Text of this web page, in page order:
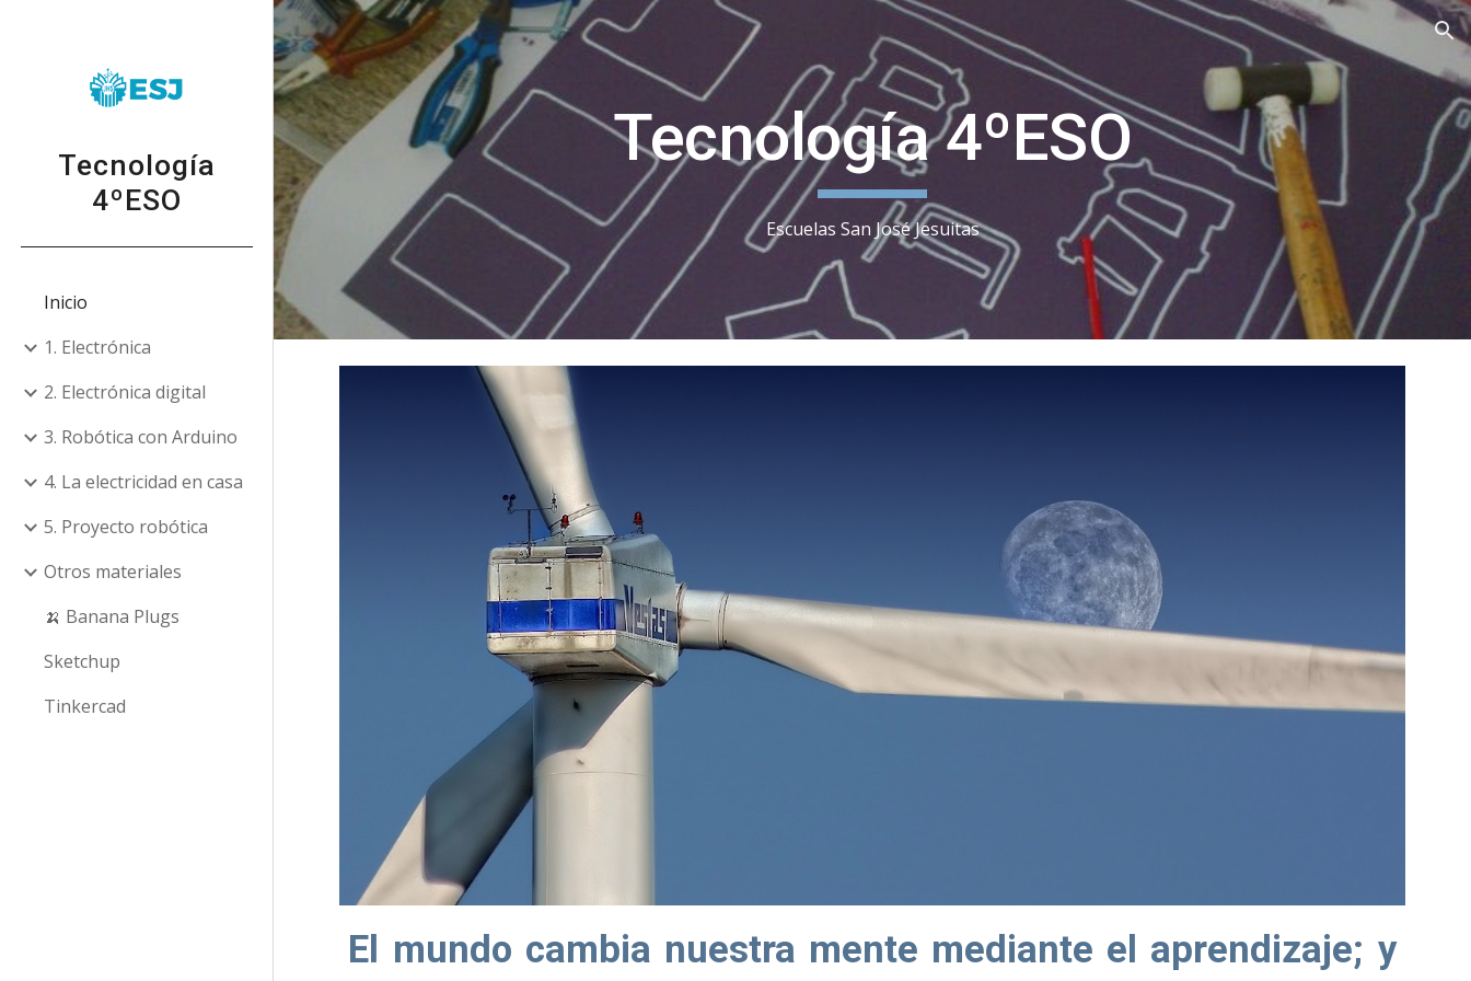
Skip to main content Skip to navigation
Tecnología
4ºESO
Inicio
1. Electrónica
2. Electrónica digital
3. Robótica con Arduino
4. La electricidad en casa
5. Proyecto robótica
Otros materiales
🍌 Banana Plugs
Sketchup
Tinkercad
Tecnología 4ºESO
Escuelas San José Jesuitas
El mundo cambia nuestra mente mediante el aprendizaje; y